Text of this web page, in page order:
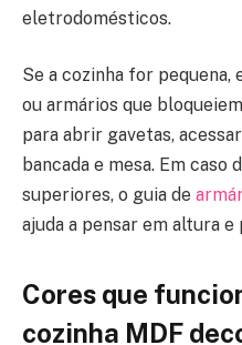
eletrodomésticos.
Se a cozinha for
ou armários que
para abrir gavetas,
bancada e mesa. Em caso
superiores, o guia de
ajuda a pensar em altura
Cores que
cozinha MDF